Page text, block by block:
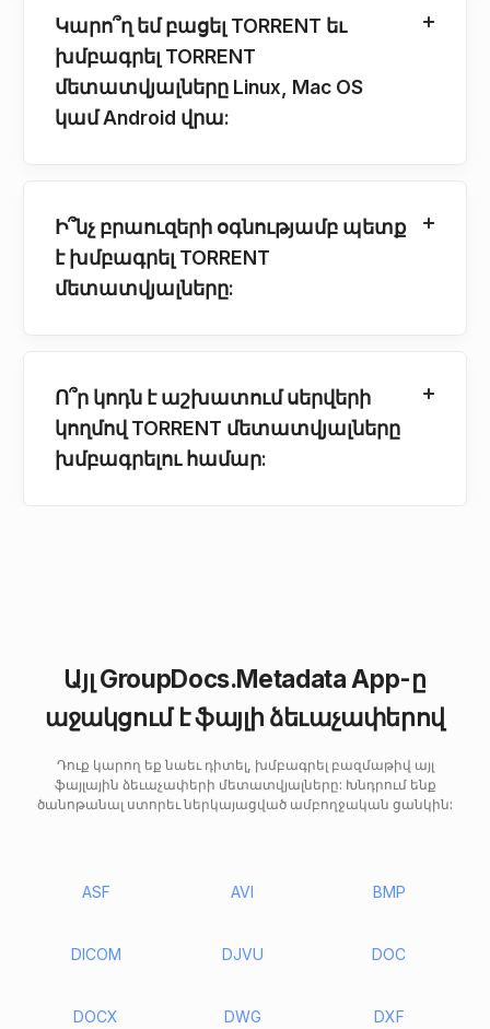
Կարո՞ղ եմ բացել TORRENT եւ
խմբագրել TORRENT
մետատվյալները Linux, Mac OS
կամ Android վրա:
Ի՞նչ բրաուզերի օգնությամբ պետք
է խմբագրել TORRENT
մետատվյալները:
Ո՞ր կոդն է աշխատում սերվերի
կողմով TORRENT մետատվյալները
խմբագրելու համար:
Այլ GroupDocs.Metadata App-ը
աջակցում է ֆայլի ձեւաչափերով
Դուք կարող եք նաեւ դիտել, խմբագրել բազմաթիվ այլ
ֆայլային ձեւաչափերի մետատվյալները: Խնդրում ենք
ծանոթանալ ստորեւ ներկայացված ամբողջական ցանկին:
ASF AVI BMP
DICOM DJVU DOC
DOCX DWG DXF